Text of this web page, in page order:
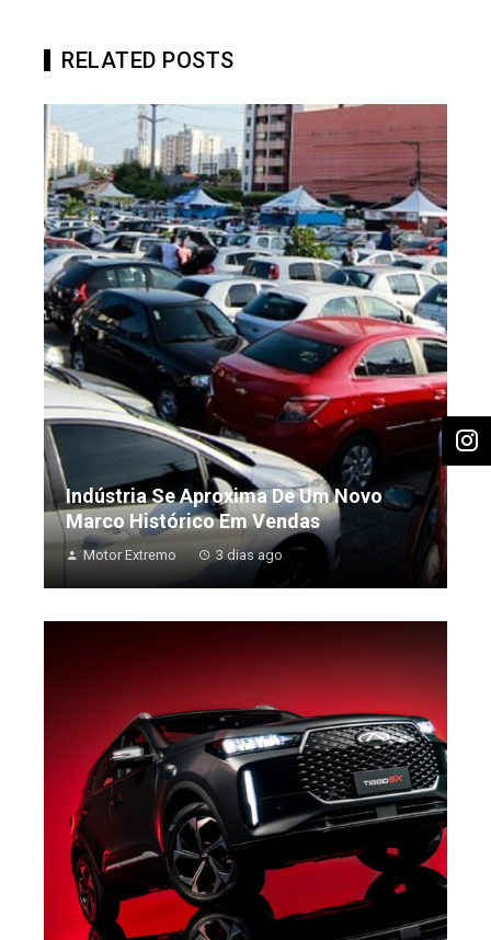
RELATED POSTS
Indústria Se Aproxima De Um Novo
Marco Histórico Em Vendas
Motor Extremo 3 dias ago